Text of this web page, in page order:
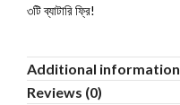
৩টি ব্যাটারি ফ্রি!
Additional information
Reviews (0)